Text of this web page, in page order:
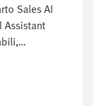
Sales AI
Assistant
questo
risoluzione
ore su 24,